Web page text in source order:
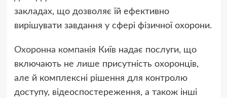
закладах, що дозволяє їй ефективно
вирішувати завдання у сфері фізичної охорони.
Охоронна компанія Київнадає послуги, що
включають не лише присутність охоронців,
але й комплексні рішення для контролю
доступу, відеоспостереження, а також інші